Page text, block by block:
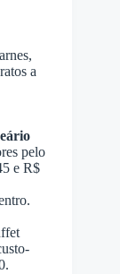
a
pelo
e R$